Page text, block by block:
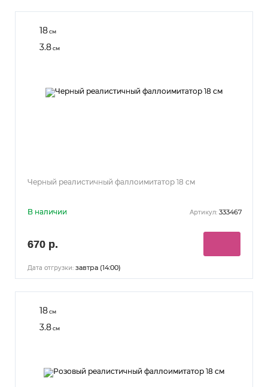
18см
3.8см
Черный реалистичный фаллоимитатор 18 см
В наличии Артикул: 333467
670 р.
Дата отгрузки: завтра (14:00)
18см
3.8см